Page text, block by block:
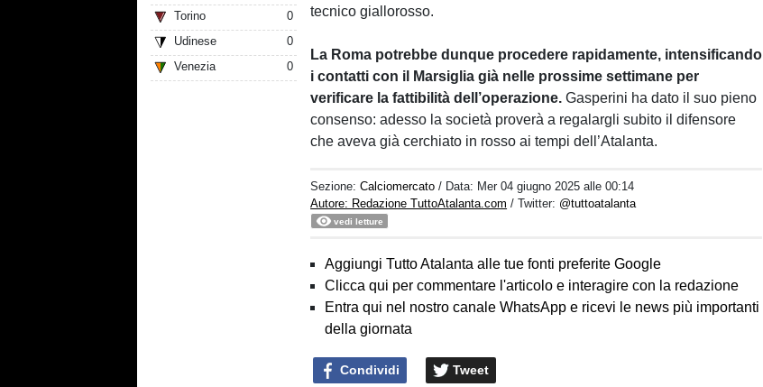
Torino
0
Udinese
0
Venezia
0
tecnico giallorosso.
La Roma potrebbe dunque procedere rapidamente, intensificando
i contatti con il Marsiglia già nelle prossime settimane per
verificare la fattibilità dell’operazione.Gasperini ha dato il suo pieno
consenso: adesso la società proverà a regalargli subito il difensore
che aveva già cerchiato in rosso ai tempi dell’Atalanta.
Sezione:Calciomercato / Data: Mer 04 giugno 2025 alle 00:14
Autore: Redazione TuttoAtalanta.com / Twitter: @tuttoatalanta
vedi letture
Aggiungi Tutto Atalanta alle tue fonti preferite Google
Clicca qui per commentare l'articolo e interagire con la redazione
Entra qui nel nostro canale WhatsApp e ricevi le news più importanti
della giornata
Condividi Tweet